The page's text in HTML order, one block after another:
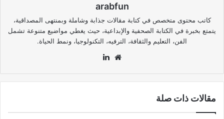
arabfun
كاتب محتوى متخصص في كتابة مقالات جذابة وشاملة وبمنتهى المصداقية،
يتمتع بخبرة في الكتابة الصحفية والإبداعية، حيث يغطي مواضيع متنوعة تشمل
الفن، التعليم والثقافة، الترفيه، التكنولوجيا، ونمط الحياة.
موقع
مقالات ذات صلة